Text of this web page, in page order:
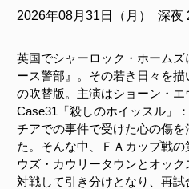
2026年08月31日（月） 深夜
英国でシャーロック・ホーム
ース警部』。その若き日々を
の吹替版。主演はショーン・エ
Case31「殺しのホイッスル」
チアでの事件で受けた心の傷
た。そんな中、ＦＡカップ戦
ウズ・カウリータウンとオッ
対戦して引き分けとなり、再